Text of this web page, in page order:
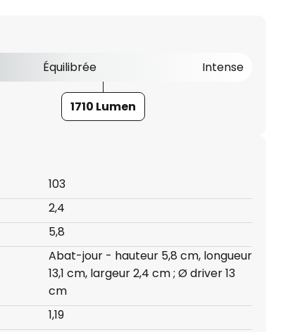
Équilibrée Intense
1710 Lumen
103
2,4
5,8
Abat-jour - hauteur 5,8 cm, longueur
13,1 cm, largeur 2,4 cm ; Ø driver 13
cm
1,19